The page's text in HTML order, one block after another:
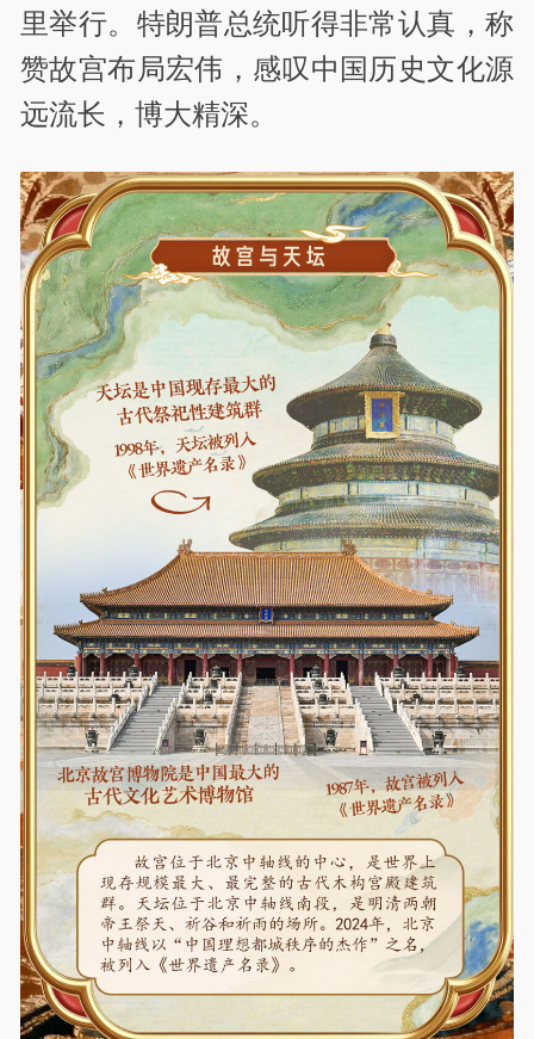
里举行。特朗普总统听得非常认真，称
赞故宫布局宏伟，感叹中国历史文化源
远流长，博大精深。